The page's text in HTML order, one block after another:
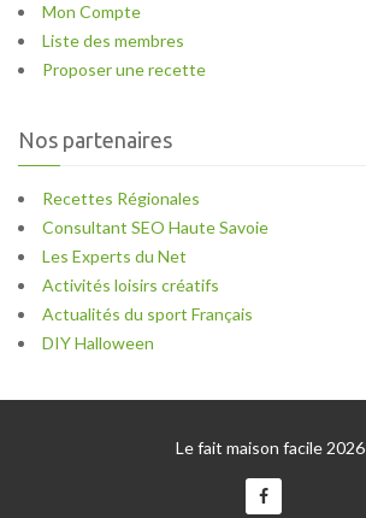
Mon Compte
Liste des membres
Proposer une recette
Nos partenaires
Recettes Régionales
Consultant SEO Haute Savoie
Les Experts du Net
Activités loisirs créatifs
Actualités du sport Français
DIY Halloween
Le fait maison facile 2026